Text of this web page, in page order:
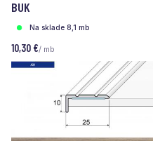
BUK
Na sklade 8,1 mb
10,30 €/ mb